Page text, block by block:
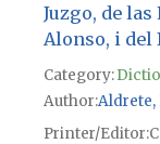
Juzgo, de
Alonso, i del
Category:
Author Aldrete,
Printer/Editor